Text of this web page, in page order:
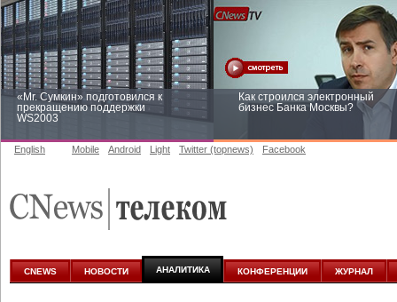
«Mr. Сумкин» подготовился к
прекращению поддержки
WS2003
Как строился электронный
бизнес Банка Москвы?
аналитике
English Mobile Android Light Twitter (topnews) Facebook
CNEWS НОВОСТИ АНАЛИТИКА КОНФЕРЕНЦИИ ЖУРНАЛ